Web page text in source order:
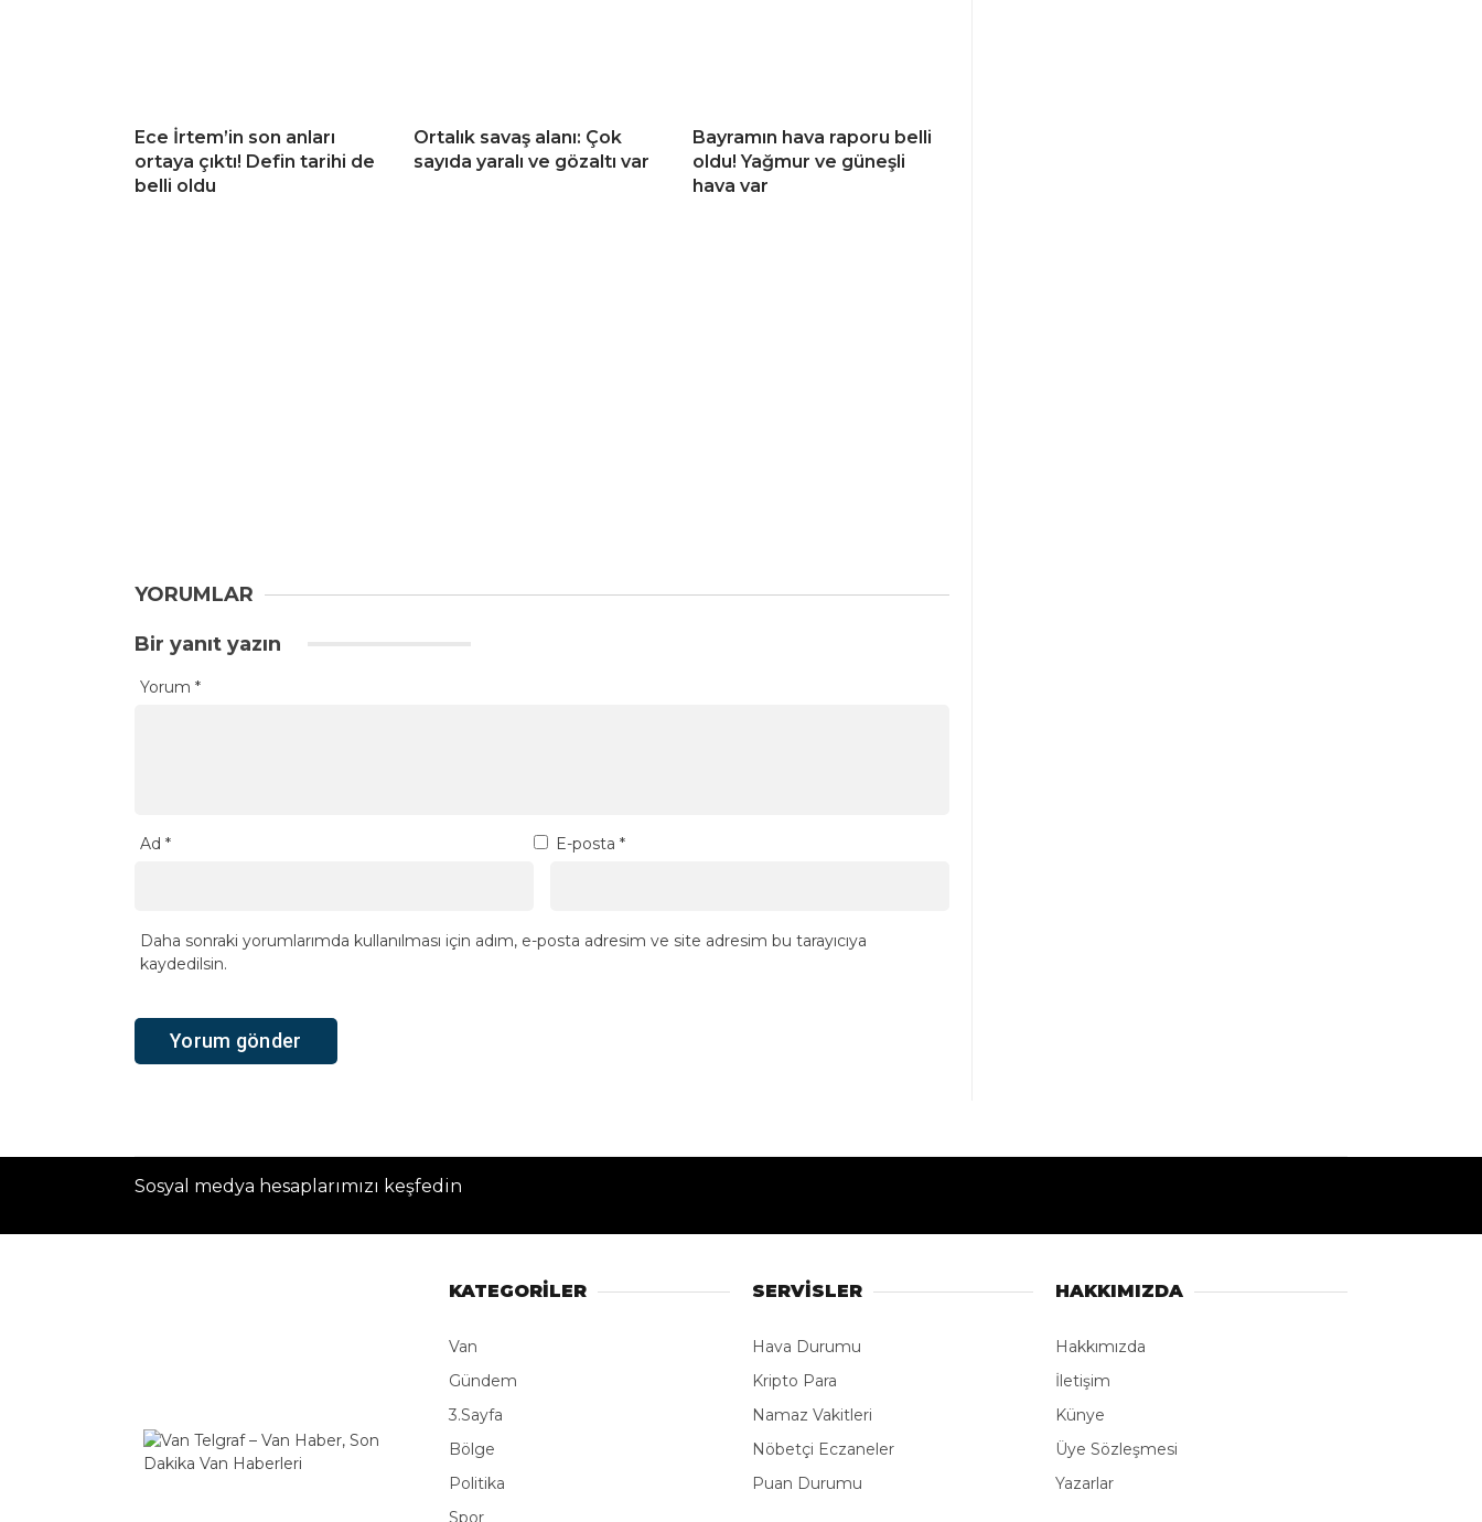
Ece İrtem’in son anları
ortaya çıktı! Defin tarihi de
belli oldu
Ortalık savaş alanı: Çok
sayıda yaralı ve gözaltı var
Bayramın hava raporu belli
oldu! Yağmur ve güneşli
hava var
YORUMLAR
Bir yanıt yazın
Yorum *
Ad * E-posta *
Daha sonraki yorumlarımda kullanılması için adım, e-posta adresim ve site adresim bu tarayıcıya
kaydedilsin.
Sosyal medya hesaplarımızı keşfedin
KATEGORİLER
Van
Gündem
3.Sayfa
Bölge
Politika
SERVİSLER
Hava Durumu
Kripto Para
Namaz Vakitleri
Nöbetçi Eczaneler
Puan Durumu
HAKKIMIZDA
Hakkımızda
İletişim
Künye
Üye Sözleşmesi
Yazarlar